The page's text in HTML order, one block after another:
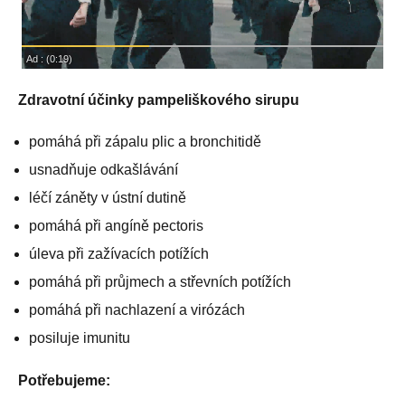
Zdravotní účinky pampeliškového sirupu
pomáhá při zápalu plic a bronchitidě
usnadňuje odkašlávání
léčí záněty v ústní dutině
pomáhá při angíně pectoris
úleva při zažívacích potížích
pomáhá při průjmech a střevních potížích
pomáhá při nachlazení a virózách
posiluje imunitu
Potřebujeme: